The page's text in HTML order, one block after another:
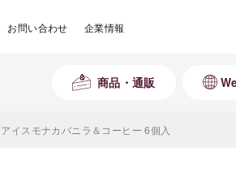
お問い合わせ 企業情報
商品・通販
アイスモナカバニラ＆コーヒー 6個入